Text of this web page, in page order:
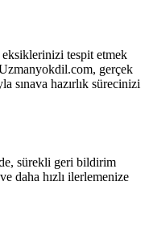
eksiklerinizi tespit etmek
gerçek
sınava hazırlık sürecinizi
sürekli geri bildirim
daha hızlı ilerlemenize